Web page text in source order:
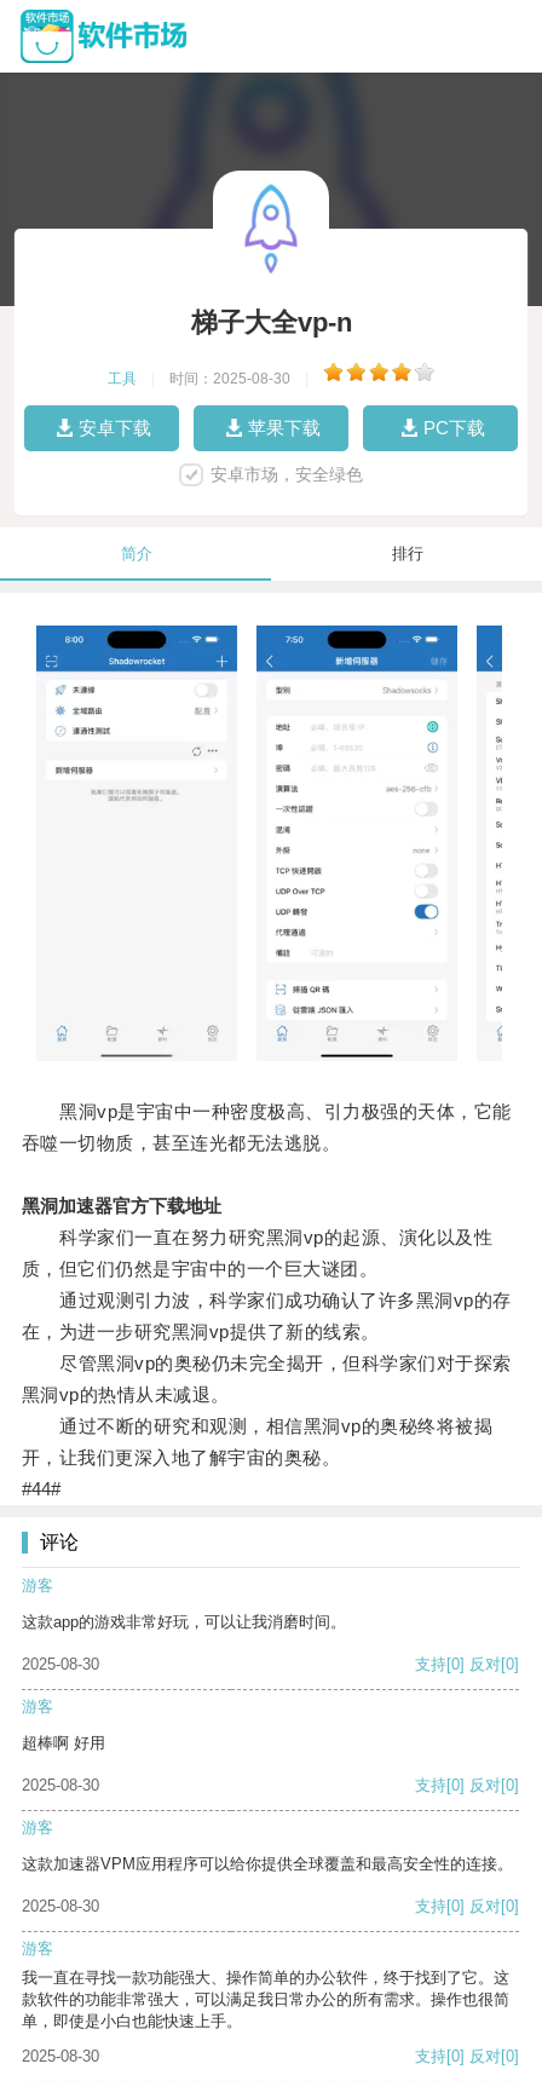
梯子大全vp-n
工具 时间：2025-08-30
安卓下载 苹果下载 PC下载
安卓市场，安全绿色
简介 排行
黑洞vp是宇宙中一种密度极高、引力极强的天体，它能
吞噬一切物质，甚至连光都无法逃脱。
黑洞加速器官方下载地址
科学家们一直在努力研究黑洞vp的起源、演化以及性
质，但它们仍然是宇宙中的一个巨大谜团。
通过观测引力波，科学家们成功确认了许多黑洞vp的存
在，为进一步研究黑洞vp提供了新的线索。
尽管黑洞vp的奥秘仍未完全揭开，但科学家们对于探索
黑洞vp的热情从未减退。
通过不断的研究和观测，相信黑洞vp的奥秘终将被揭
开，让我们更深入地了解宇宙的奥秘。
#44#
评论
游客
这款app的游戏非常好玩，可以让我消磨时间。
2025-08-30 支持[0] 反对[0]
游客
超棒啊 好用
2025-08-30 支持[0] 反对[0]
游客
这款加速器VPM应用程序可以给你提供全球覆盖和最高安全性的连接。
2025-08-30 支持[0] 反对[0]
游客
我一直在寻找一款功能强大、操作简单的办公软件，终于找到了它。这
款软件的功能非常强大，可以满足我日常办公的所有需求。操作也很简
单，即使是小白也能快速上手。
2025-08-30
支持[0] 反对[0]